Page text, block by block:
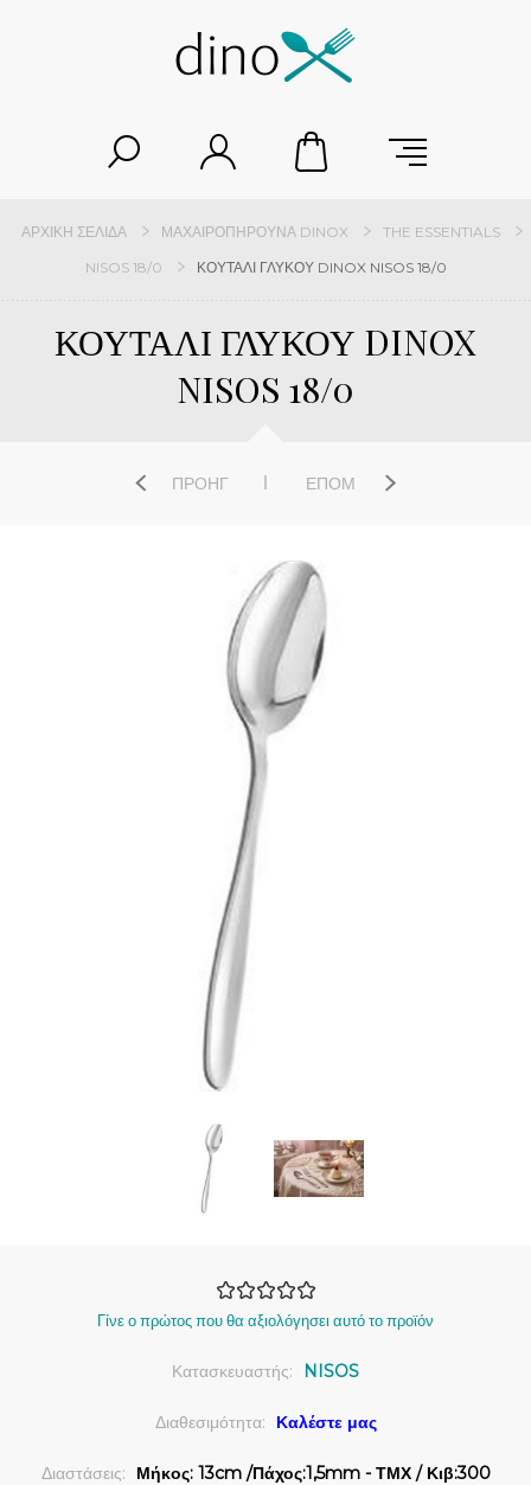
ΑΡΧΙΚΉ ΣΕΛΊΔΑ ΜΑΧΑΙΡΟΠΉΡΟΥΝΑ DINOX
THE ESSENTIALS
NISOS 18/0
ΚΟΥΤΑΛΙ ΓΛΥΚΟΥ DINOX NISOS 18/0
ΚΟΥΤΑΛΙ ΓΛΥΚΟΥ DINOX
NISOS 18/0
ΠΡΟΗΓ ΕΠΌΜ
Γίνε ο πρώτος που θα αξιολόγησει αυτό το προϊόν
Κατασκευαστής: NISOS
Διαθεσιμότητα: Καλέστε μας
Διαστάσεις:
Μήκος: 13cm /Πάχος:1,5mm - ΤΜΧ / Κιβ:300